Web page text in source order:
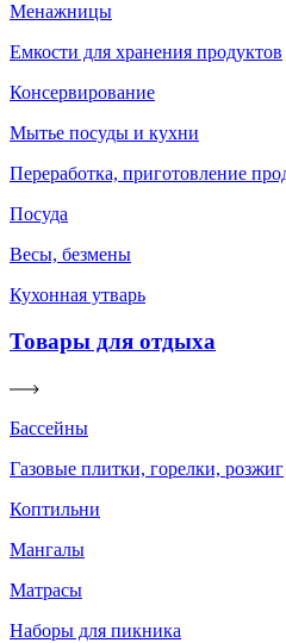
Менажницы
Емкости для хранения продуктов
Консервирование
Мытье посуды и кухни
Переработка, приготовление
Посуда
Весы, безмены
Кухонная утварь
Товары для отдыха
Бассейны
Газовые плитки, горелки, розжиг
Коптильни
Мангалы
Матрасы
Наборы для пикника